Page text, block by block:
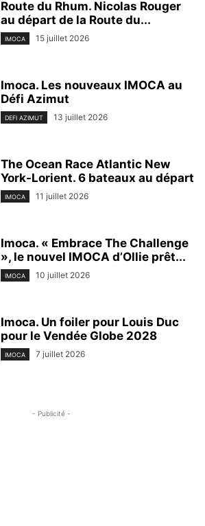
Route du Rhum. Nicolas Rouger
au départ de la Route du...
IMOCA 15 juillet 2026
Imoca. Les nouveaux IMOCA au
Défi Azimut
DEFI AZIMUT 13 juillet 2026
The Ocean Race Atlantic New
York-Lorient. 6 bateaux au départ
IMOCA 11 juillet 2026
Imoca. « Embrace The Challenge
», le nouvel IMOCA d’Ollie prêt...
IMOCA 10 juillet 2026
Imoca. Un foiler pour Louis Duc
pour le Vendée Globe 2028
IMOCA 7 juillet 2026
- Publicité -